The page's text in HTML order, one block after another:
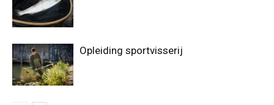
Opleiding sportvisserij